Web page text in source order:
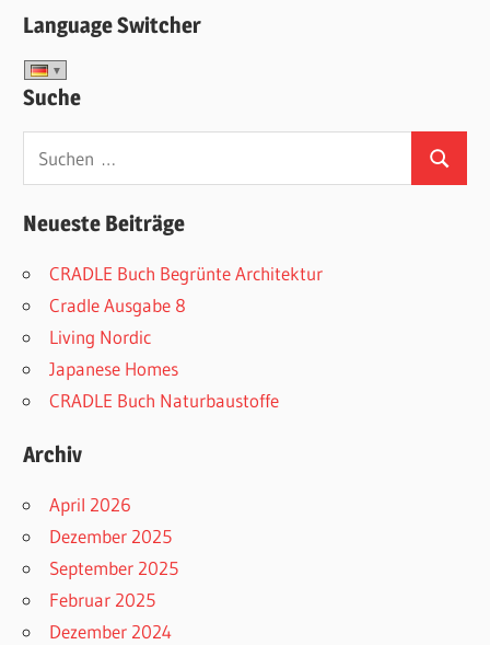
Language Switcher
Suche
Suchen
nach:
Suchen
Neueste Beiträge
CRADLE Buch Begrünte Architektur
Cradle Ausgabe 8
Living Nordic
Japanese Homes
CRADLE Buch Naturbaustoffe
Archiv
April 2026
Dezember 2025
September 2025
Februar 2025
Dezember 2024